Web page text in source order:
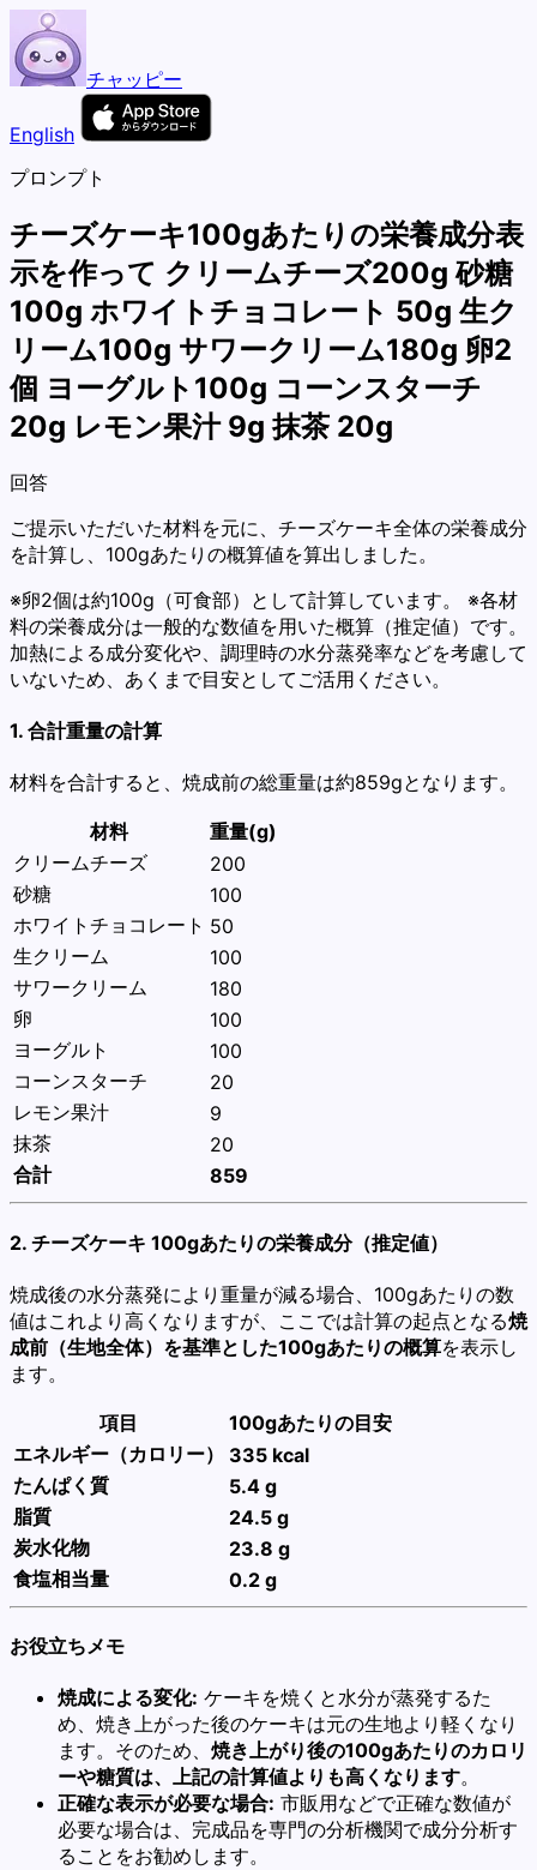
チャッピー
English
プロンプト
チーズケーキ100gあたりの栄養成分表
示を作って クリームチーズ200g 砂糖
100g ホワイトチョコレート 50g 生ク
リーム100g サワークリーム180g 卵2
個 ヨーグルト100g コーンスターチ
20g レモン果汁 9g 抹茶 20g
回答
ご提示いただいた材料を元に、チーズケーキ全体の栄養成分
を計算し、100gあたりの概算値を算出しました。
※卵2個は約100g（可食部）として計算しています。 ※各材
料の栄養成分は一般的な数値を用いた概算（推定値）です。
加熱による成分変化や、調理時の水分蒸発率などを考慮して
いないため、あくまで目安としてご活用ください。
1. 合計重量の計算
材料を合計すると、焼成前の総重量は約859gとなります。
材料
重量(g)
クリームチーズ
200
砂糖
100
ホワイトチョコレート 50
生クリーム
100
サワークリーム
180
卵
100
ヨーグルト
100
コーンスターチ
20
レモン果汁
9
抹茶
20
合計
859
2. チーズケーキ 100gあたりの栄養成分（推定値）
焼成後の水分蒸発により重量が減る場合、100gあたりの数
値はこれより高くなりますが、ここでは計算の起点となる焼
成前（生地全体）を基準とした100gあたりの概算を表示し
ます。
項目
100gあたりの目安
エネルギー（カロリー）
335 kcal
たんぱく質
5.4 g
脂質
24.5 g
炭水化物
23.8 g
食塩相当量
0.2 g
お役立ちメモ
焼成による変化: ケーキを焼くと水分が蒸発するた
め、焼き上がった後のケーキは元の生地より軽くなり
ます。そのため、 焼き上がり後の100gあたりのカロリ
ーや糖質は、上記の計算値よりも高くなります。
正確な表示が必要な場合: 市販用などで正確な数値が
必要な場合は、完成品を専門の分析機関で成分分析す
ることをお勧めします。